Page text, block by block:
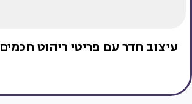
עיצוב חדר עם פריטי ריהוט חכמים